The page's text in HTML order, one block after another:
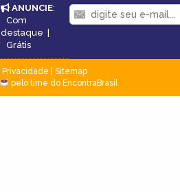
ANUNCIE:
Com
destaque |
Grátis
Privacidade
Sitemap
pelo time do EncontraBrasil